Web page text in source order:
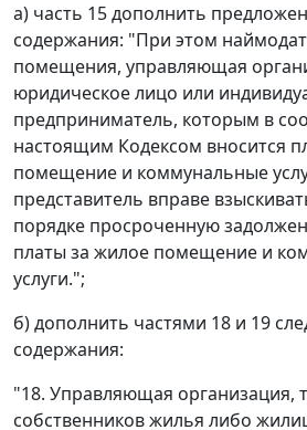
а) часть 15 дополнить
содержания: "При этом
помещения, управляющая
юридическое лицо или
предприниматель, которым в
настоящим Кодексом вносится
помещение и коммунальные
представитель вправе
порядке просроченную
платы за жилое помещение и
услуги.";
б) дополнить частями 18 и 19
содержания:
"18. Управляющая организация,
собственников жилья либо